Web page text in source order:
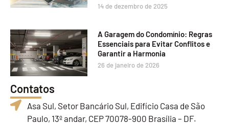
14 de dezembro de 2025
A Garagem do Condomínio: Regras
Essenciais para Evitar Conflitos e
Garantir a Harmonia
26 de janeiro de 2026
Contatos
Asa Sul, Setor Bancário Sul, Edifício Casa de São
Paulo, 13º andar, CEP 70078-900 Brasília – DF.